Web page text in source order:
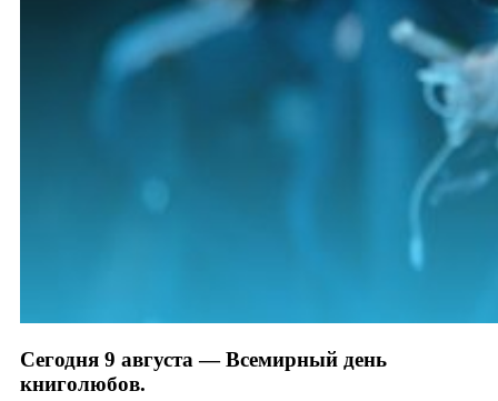
Сегодня 9 августа — Всемирный день
книголюбов.